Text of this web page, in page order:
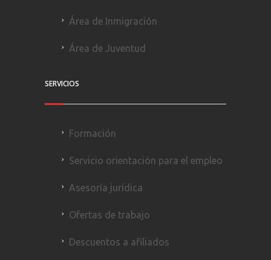
Área de Inmigración
Área de Juventud
SERVICIOS
Formación
Servicio orientación para el empleo
Asesoría jurídica
Ofertas de trabajo
Descuentos a afiliados